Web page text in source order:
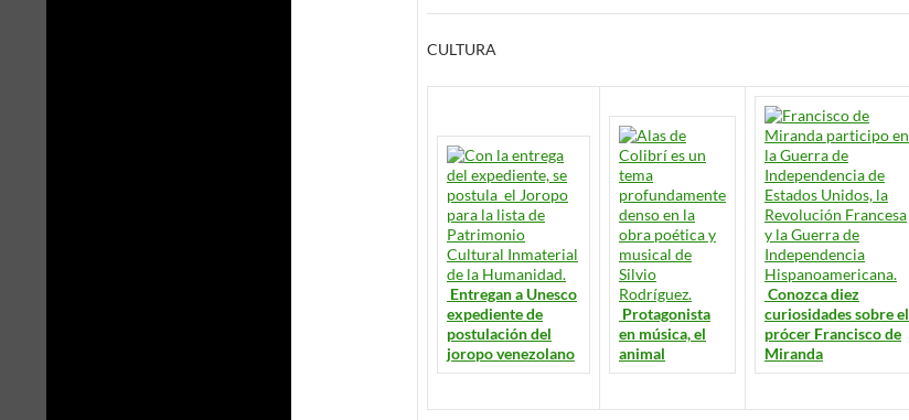
CULTURA
Entregan a Unesco
expediente de
postulación del
joropo venezolano
Protagonista
en música, el
animal
Conozca diez
curiosidades sobre el
prócer Francisco de
Miranda